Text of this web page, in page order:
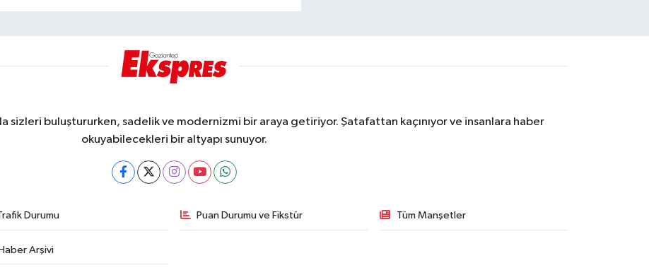
sizleri buluştururken, sadelik ve modernizmi bir araya getiriyor. Şatafattan kaçınıyor ve insanlara haber
okuyabilecekleri bir altyapı sunuyor.
Durumu Puan Durumu ve Fikstür Tüm Manşetler
Arşivi